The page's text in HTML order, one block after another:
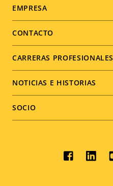
Footer
menu
EMPRESA
CONTACTO
CARRERAS PROFESIONALES
NOTICIAS E HISTORIAS
SOCIO
Social